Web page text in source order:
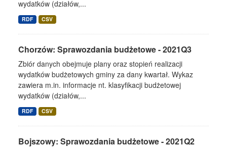
wydatków (działów,...
RDF CSV
Chorzów: Sprawozdania budżetowe - 2021Q3
Zbiór danych obejmuje plany oraz stopień realizacji
wydatków budżetowych gminy za dany kwartał. Wykaz
zawiera m.in. informacje nt. klasyfikacji budżetowej
wydatków (działów,...
RDF CSV
Bojszowy: Sprawozdania budżetowe - 2021Q2